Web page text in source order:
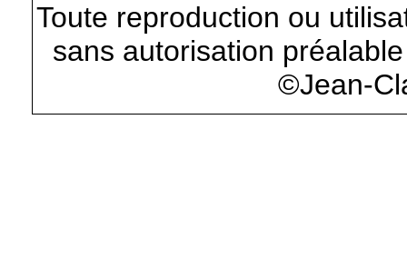
Toute reproduction ou
sans autorisation
©Jean-